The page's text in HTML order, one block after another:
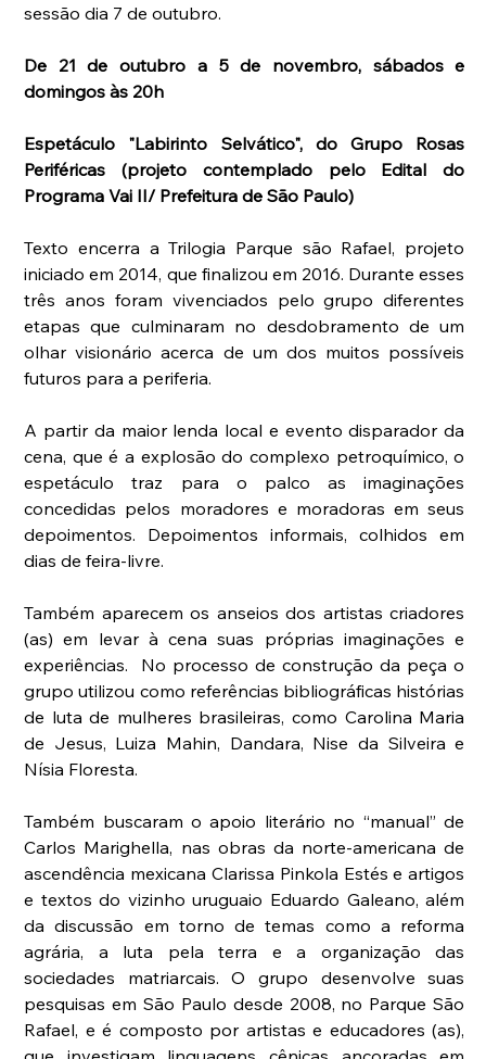
sessão dia 7 de outubro.
De 21 de outubro a 5 de novembro, sábados e
domingos às 20h
Espetáculo "Labirinto Selvático", do Grupo Rosas
Periféricas (projeto contemplado pelo Edital do
Programa Vai II/ Prefeitura de São Paulo)
Texto encerra a Trilogia Parque são Rafael, projeto
iniciado em 2014, que finalizou em 2016. Durante esses
três anos foram vivenciados pelo grupo diferentes
etapas que culminaram no desdobramento de um
olhar visionário acerca de um dos muitos possíveis
futuros para a periferia.
A partir da maior lenda local e evento disparador da
cena, que é a explosão do complexo petroquímico, o
espetáculo traz para o palco as imaginações
concedidas pelos moradores e moradoras em seus
depoimentos. Depoimentos informais, colhidos em
dias de feira-livre.
Também aparecem os anseios dos artistas criadores
(as) em levar à cena suas próprias imaginações e
experiências.  No processo de construção da peça o
grupo utilizou como referências bibliográficas histórias
de luta de mulheres brasileiras, como Carolina Maria
de Jesus, Luiza Mahin, Dandara, Nise da Silveira e
Nísia Floresta.
Também buscaram o apoio literário no “manual” de
Carlos Marighella, nas obras da norte-americana de
ascendência mexicana Clarissa Pinkola Estés e artigos
e textos do vizinho uruguaio Eduardo Galeano, além
da discussão em torno de temas como a reforma
agrária, a luta pela terra e a organização das
sociedades matriarcais. O grupo desenvolve suas
pesquisas em São Paulo desde 2008, no Parque São
Rafael, e é composto por artistas e educadores (as),